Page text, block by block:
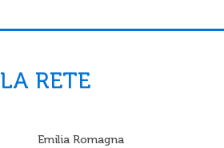
LA RETE
Emilia Romagna